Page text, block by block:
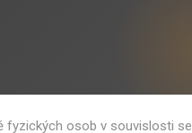
fyzických osob v souvislosti se